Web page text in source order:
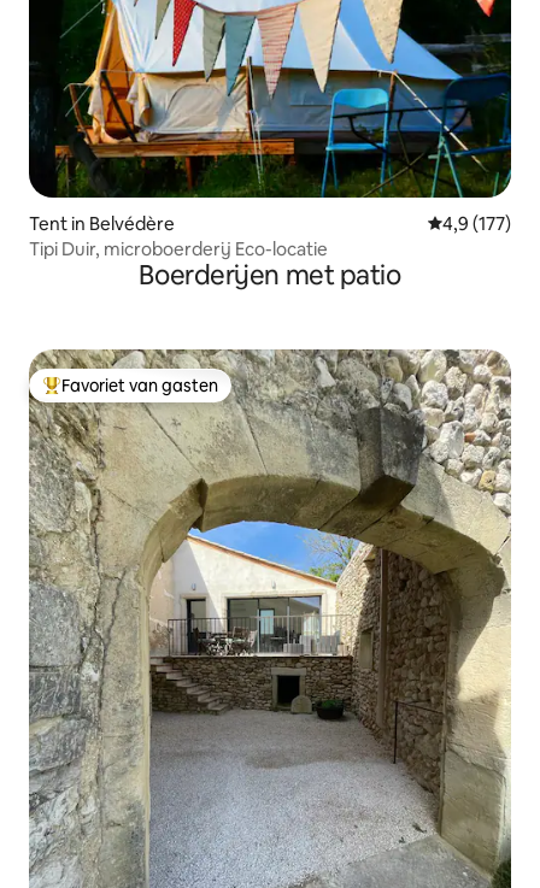
Tent in Belvédère Gemiddelde
4,9 (177)
Tipi Duir, microboerderij Eco-locatie
Boerderijen met patio
Topfavoriet van gasten
Favoriet van gasten